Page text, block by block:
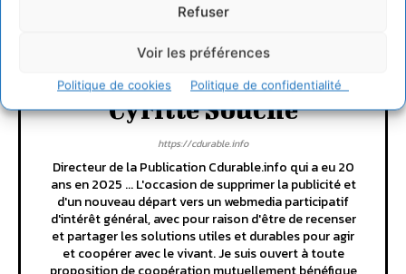
Refuser
Voir les préférences
Politique de cookies Politique de confidentialité
Cyrille Souche
https://cdurable.info
Directeur de la Publication Cdurable.info qui a eu 20
ans en 2025 ... L'occasion de supprimer la publicité et
d'un nouveau départ vers un webmedia participatif
d'intérêt général, avec pour raison d'être de recenser
et partager les solutions utiles et durables pour agir
et coopérer avec le vivant. Je suis ouvert à toute